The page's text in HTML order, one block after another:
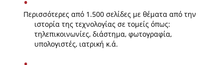
Contact
Helpdesks
Περισσότερες από 1.500 σελίδες με θέματα από την
ιστορία της τεχνολογίας σε τομείς όπως:
τηλεπικοινωνίες, διάστημα, φωτογραφία,
υπολογιστές, ιατρική κ.ά.